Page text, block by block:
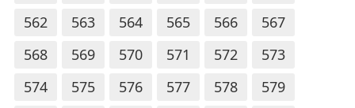
562
563 564 565 566
567
568
569 570 571 572
573
574
575 576 577 578
579